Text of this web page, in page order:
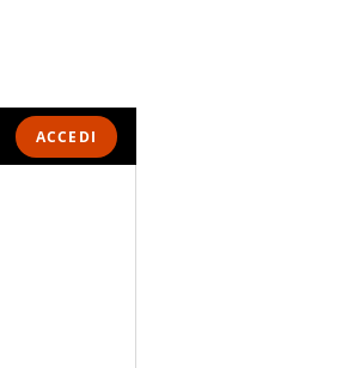
ACCEDI